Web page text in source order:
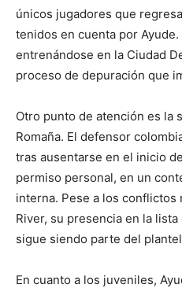
únicos jugadores que
tenidos en cuenta por
entrenándose en la Ciudad
proceso de depuración que
Otro punto de atención es la
Romaña. El defensor
tras ausentarse en el inicio
permiso personal, en un
interna. Pese a los
River, su presencia en la
sigue siendo parte del
En cuanto a los juveniles,